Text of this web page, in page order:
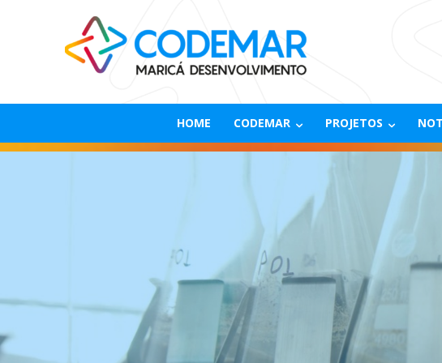
HOME CODEMAR PROJETOS